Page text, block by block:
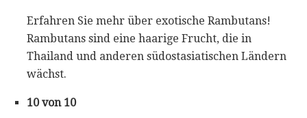
Erfahren Sie mehr über exotische Rambutans!
Rambutans sind eine haarige Frucht, die in
Thailand und anderen südostasiatischen Ländern
wächst.
10 von 10